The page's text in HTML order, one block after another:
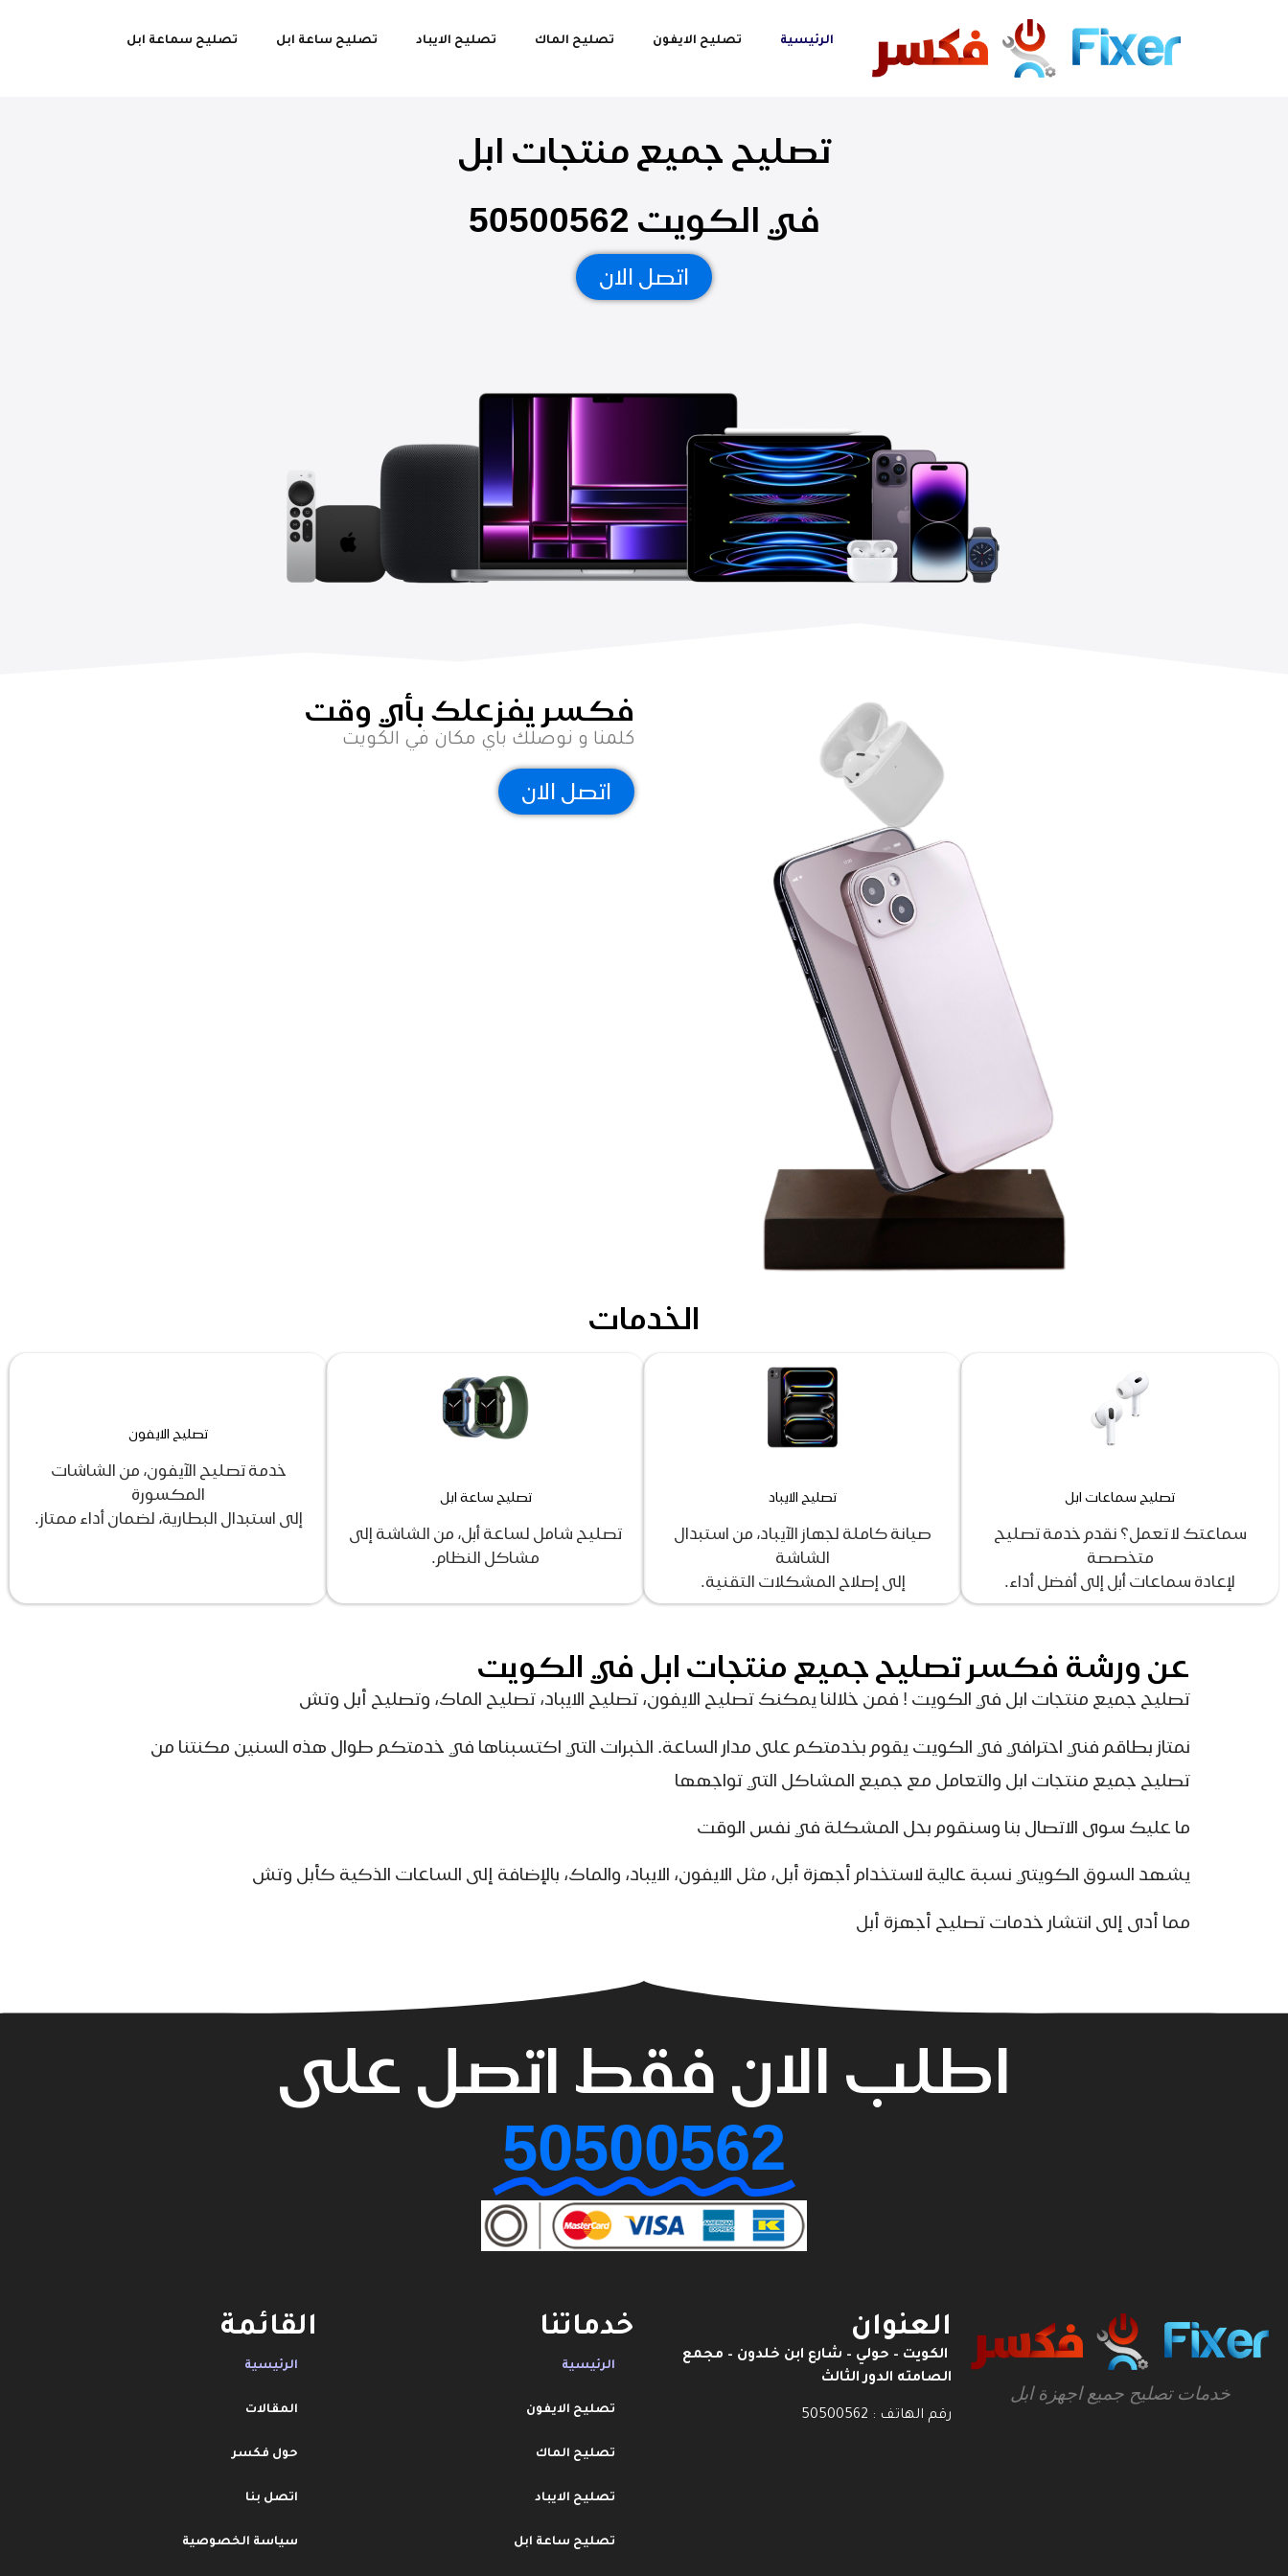
الرئيسية تصليح الايفون تصليح الماك تصليح الايباد تصليح ساعة ابل تصليح سماعة ابل
تصليح جميع منتجات ابل
في الكويت 50500562
اتصل الان
فكسر يفزعلك بأي وقت
كلمنا و نوصلك باي مكان في الكويت
اتصل الان
الخدمات
تصليح سماعات ابل
سماعتك لا تعمل؟ نقدم خدمة تصليح
متخصصة
لإعادة سماعات أبل إلى أفضل أداء.
تصليح الايباد
صيانة كاملة لجهاز الآيباد، من استبدال
الشاشة
إلى إصلاح المشكلات التقنية.
تصليح ساعة ابل
تصليح شامل لساعة أبل، من الشاشة إلى
مشاكل النظام.
تصليح الايفون
خدمة تصليح الآيفون، من الشاشات
المكسورة
إلى استبدال البطارية، لضمان أداء ممتاز.
عن ورشة فكسر تصليح جميع منتجات ابل في الكويت
تصليح جميع منتجات ابل في الكويت ! فمن خلالنا يمكنك تصليح الايفون، تصليح الايباد، تصليح الماك، وتصليح أبل وتش
نمتاز بطاقم فني احترافي في الكويت يقوم بخدمتكم على مدار الساعة. الخبرات التي اكتسبناها في خدمتكم طوال هذه السنين مكنتنا من
تصليح جميع منتجات ابل والتعامل مع جميع المشاكل التي تواجهها
ما عليك سوى الاتصال بنا وسنقوم بحل المشكلة في نفس الوقت
يشهد السوق الكويتي نسبة عالية لاستخدام أجهزة أبل، مثل الايفون، الايباد، والماك، بالإضافة إلى الساعات الذكية كأبل وتش
مما أدى إلى انتشار خدمات تصليح أجهزة أبل
اطلب الان فقط اتصل على
50500562
القائمة
الرئيسية
المقالات
حول فكسر
اتصل بنا
سياسة الخصوصية
خدماتنا
الرئيسية
تصليح الايفون
تصليح الماك
تصليح الايباد
تصليح ساعة ابل
العنوان
الكويت – حولي – شارع ابن خلدون – مجمع
الصامته الدور الثالث
رقم الهاتف : 50500562
خدمات تصليح جميع اجهزة ابل